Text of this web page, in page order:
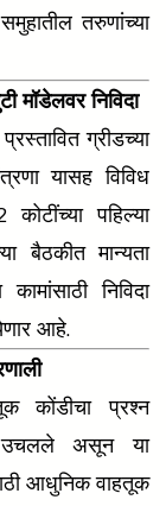
तरुणांच्या
मॉडेलवर निविदा
ग्रीडच्या
यासह विविध
पहिल्या
बैठकीत मान्यता
निविदा
आहे.
कोंडीचा प्रश्न
उचलले असून या
आधुनिक वाहतूक